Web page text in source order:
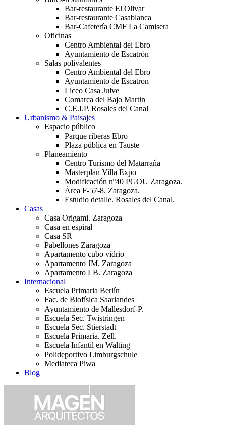
Bar-restaurante El Olivar
Bar-restaurante Casablanca
Bar-Cafetería CMF La Camisera
Oficinas
Centro Ambiental del Ebro
Ayuntamiento de Escatrón
Salas polivalentes
Centro Ambiental del Ebro
Ayuntamiento de Escatron
Liceo Casa Julve
Comarca del Bajo Martin
C.E.I.P. Rosales del Canal
Urbanismo & Paisajes
Espacio público
Parque riberas Ebro
Plaza pública en Tauste
Planeamiento
Centro Turismo del Matarraña
Masterplan Villa Expo
Modificación nº40 PGOU Zaragoza.
Área F-57-8. Zaragoza.
Estudio detalle. Rosales del Canal.
Casas
Casa Origami. Zaragoza
Casa en espiral
Casa SR
Pabellones Zaragoza
Apartamento cubo vidrio
Apartamento JM. Zaragoza
Apartamento LB. Zaragoza
Internacional
Escuela Primaria Berlín
Fac. de Biofísica Saarlandes
Ayuntamiento de Mallesdorf-P.
Escuela Sec. Twistringen
Escuela Sec. Stierstadt
Escuela Primaria. Zell.
Escuela Infantil en Walting
Polideportivo Limburgschule
Mediateca Piwa
Blog